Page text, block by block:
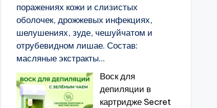
поражениях кожи и слизистых
оболочек, дрожжевых инфекциях,
шелушениях, зуде, чешуйчатом и
отрубевидном лишае. Состав:
масляные экстракты...
Воск для
депиляции в
картридже Secret